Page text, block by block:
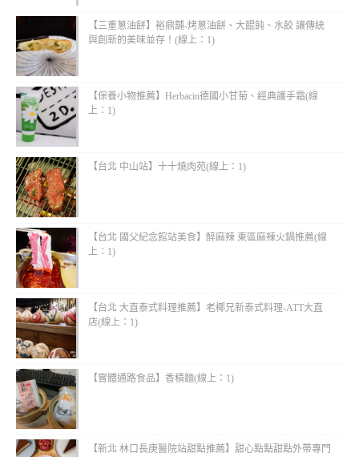
【三重蔥油餅】裕鼎舖-烤蔥油餅、大餛飩、水餃 讓傳統
與創新的美味並存！(線上：1)
【保養小物推薦】Herbacin德國小甘菊、經典護手霜(線
上：1)
【台北 中山站】十十燒肉苑(線上：1)
【台北 國父紀念館站美食】醉麻辣 東區麻辣火鍋推薦(線
上：1)
【台北 大直泰式料理推薦】老椰兄新泰式料理-ATT大直
店(線上：1)
【實體通路食品】香積麵(線上：1)
【新北 林口長庚醫院站甜點推薦】甜心點點甜點外帶專門